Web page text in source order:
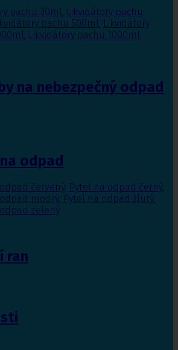
pachu 30ml, Likvidátory pachu
pachu 500ml, Likvidátory
, Likvidátory pachu 1000ml
na nebezpečný odpad
odpad
červený, Pytel na odpad černý,
modrý, Pytel na odpad žlutý,
zelený
ran